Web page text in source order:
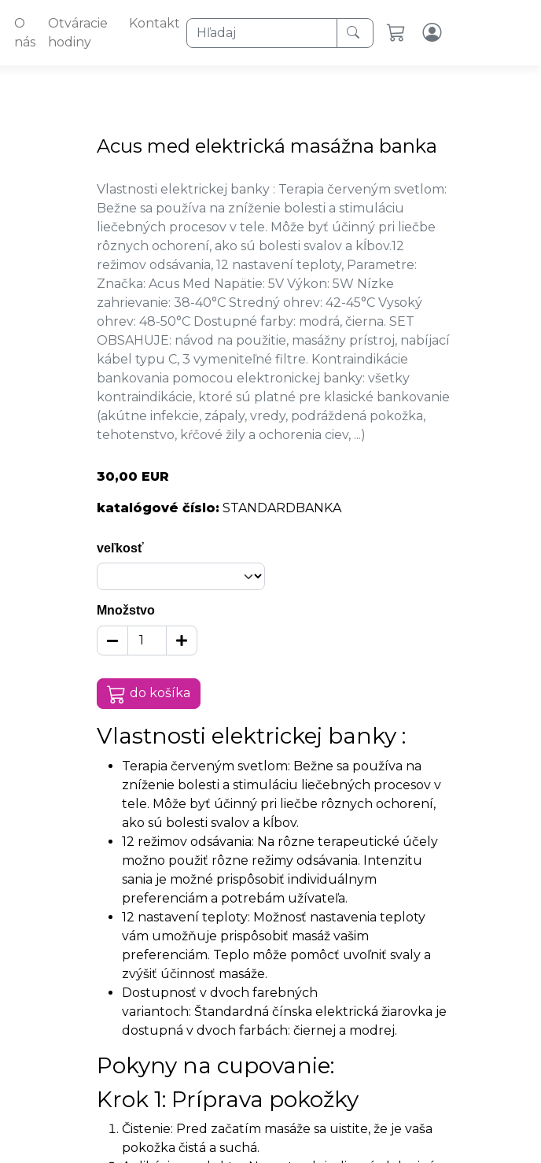
O
nás
Otváracie
hodiny
Kontakt Hľadaj
Acus med elektrická masážna banka
Vlastnosti elektrickej banky : Terapia červeným svetlom:
Bežne sa používa na zníženie bolesti a stimuláciu
liečebných procesov v tele. Môže byť účinný pri liečbe
rôznych ochorení, ako sú bolesti svalov a kĺbov.12
režimov odsávania, 12 nastavení teploty, Parametre:
Značka: Acus Med Napätie: 5V Výkon: 5W Nízke
zahrievanie: 38-40°C Stredný ohrev: 42-45°C Vysoký
ohrev: 48-50°C Dostupné farby: modrá, čierna. SET
OBSAHUJE: návod na použitie, masážny prístroj, nabíjací
kábel typu C, 3 vymeniteľné filtre. Kontraindikácie
bankovania pomocou elektronickej banky: všetky
kontraindikácie, ktoré sú platné pre klasické bankovanie
(akútne infekcie, zápaly, vredy, podráždená pokožka,
tehotenstvo, kŕčové žily a ochorenia ciev, ...)
30,00 EUR
katalógové číslo: STANDARDBANKA
veľkosť
Množstvo
do košíka
Vlastnosti elektrickej banky :
Terapia červeným svetlom: Bežne sa používa na
zníženie bolesti a stimuláciu liečebných procesov v
tele. Môže byť účinný pri liečbe rôznych ochorení,
ako sú bolesti svalov a kĺbov.
12 režimov odsávania: Na rôzne terapeutické účely
možno použiť rôzne režimy odsávania. Intenzitu
sania je možné prispôsobiť individuálnym
preferenciám a potrebám užívateľa.
12 nastavení teploty: Možnosť nastavenia teploty
vám umožňuje prispôsobiť masáž vašim
preferenciám. Teplo môže pomôcť uvoľniť svaly a
zvýšiť účinnosť masáže.
Dostupnosť v dvoch farebných
variantoch: Štandardná čínska elektrická žiarovka je
dostupná v dvoch farbách: čiernej a modrej.
Pokyny na cupovanie:
Krok 1: Príprava pokožky
Čistenie: Pred začatím masáže sa uistite, že je vaša
pokožka čistá a suchá.